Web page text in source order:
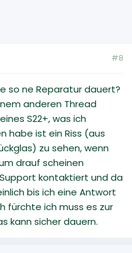
#8
so ne Reparatur dauert?
anderen Thread
S22+, was ich
habe ist ein Riss (aus
zu sehen, wenn
drauf scheinen
kontaktiert und da
bis ich eine Antwort
fürchte ich muss es zur
kann sicher dauern.